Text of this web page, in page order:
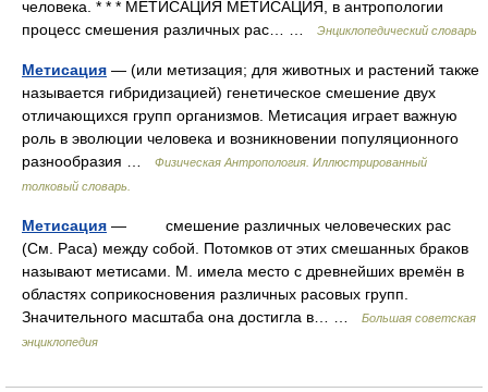
человека. * * * МЕТИСАЦИЯ МЕТИСАЦИЯ, в антропологии
процесс смешения различных рас… …
Энциклопедический словарь
Метисация — (или метизация; для животных и растений также
называется гибридизацией) генетическое смешение двух
отличающихся групп организмов. Метисация играет важную
роль в эволюции человека и возникновении популяционного
разнообразия …
Физическая Антропология. Иллюстрированный
толковый словарь.
Метисация — смешение различных человеческих рас
(См. Раса) между собой. Потомков от этих смешанных браков
называют метисами. М. имела место с древнейших времён в
областях соприкосновения различных расовых групп.
Значительного масштаба она достигла в… …
Большая советская
энциклопедия